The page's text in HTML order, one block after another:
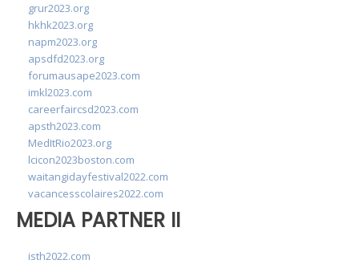
grur2023.org
hkhk2023.org
napm2023.org
apsdfd2023.org
forumausape2023.com
imkl2023.com
careerfaircsd2023.com
apsth2023.com
MedItRio2023.org
lcicon2023boston.com
waitangidayfestival2022.com
vacancesscolaires2022.com
MEDIA PARTNER II
isth2022.com